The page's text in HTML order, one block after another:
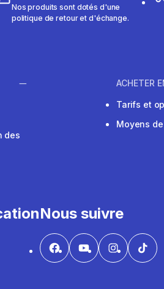
Nos produits sont dotés d'une
politique de retour et d'échange.
des
ACHETER
Tarifs et
Moyens
Nous suivre